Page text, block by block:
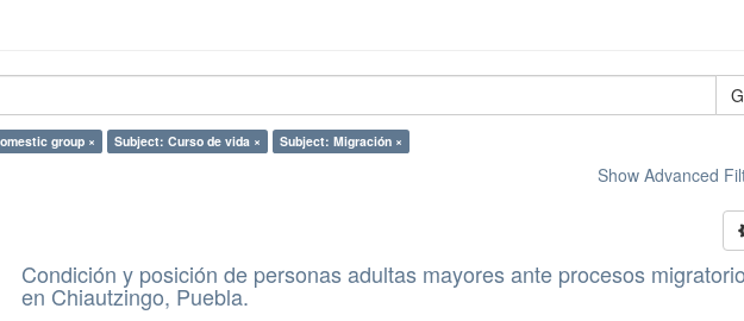
group × Subject: Curso de vida × Subject: Migración ×
Show Advanced
Condición y posición de personas adultas mayores ante procesos
en Chiautzingo, Puebla.